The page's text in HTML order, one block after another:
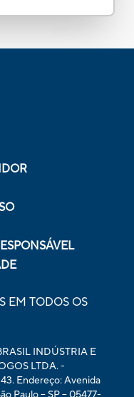
EM TODOS OS
INDÚSTRIA E
LTDA. -
Endereço: Avenida